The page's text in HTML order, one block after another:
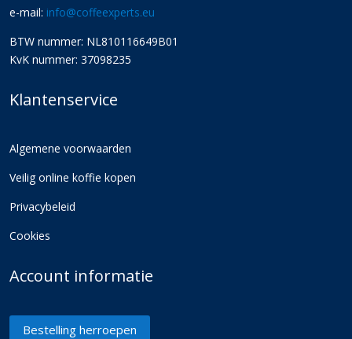
e-mail: info@coffeexperts.eu
BTW nummer: NL810116649B01
KvK nummer: 37098235
Klantenservice
Algemene voorwaarden
Veilig online koffie kopen
Privacybeleid
Cookies
Account informatie
Bestelling herroepen